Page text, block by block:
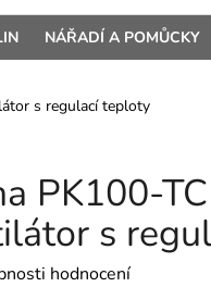
NÁŘADÍ A POMŮCKY
s regulací teploty
PK100-
s
je 0,0 z 5
hodnocení